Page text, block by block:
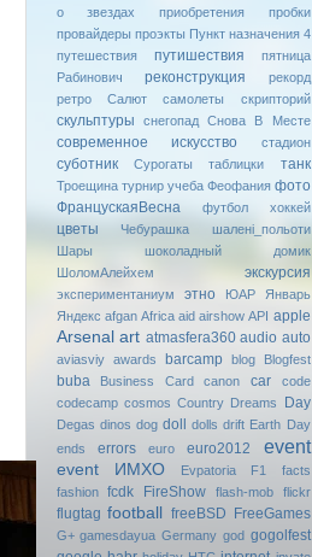
о звездах
приобретения
пробки
провайдеры проэкты Пункт назначения 4
путешествия
путишествия
пятница
Рабинович
реконструкция
рекорд
ретро
Салют самолеты скрипторий
скульптуры снегопад Снова В Месте
современное искусство стадион
суботник Сурогаты таблицки танк
Троещина турнир учеба Феофания фото
ФранцускаяВесна
футбол хоккей
цветы Чебурашка
шалені_польоти
Шары
шоколадный домик
ШоломАлейхем
экскурсия
экспериментаниум этно ЮАР
Январь
Яндекс afgan Africa aid airshow API apple
Arsenal art atmasfera360 audio auto
aviasviy awards barcamp blog Blogfest
buba Business Card canon car
code
codecamp cosmos Country Dreams Day
Degas dinos dog doll dolls drift Earth Day
ends
errors euro euro2012 event
event ИМХО Evpatoria F1
facts
fashion
fcdk FireShow flash-mob flickr
flugtag football freeBSD FreeGames
G+ gаmesdауuа Germany god gogolfest